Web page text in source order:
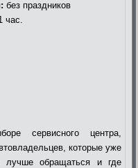
без праздников
час.
сервисного центра,
которые уже
лучше обращаться и где